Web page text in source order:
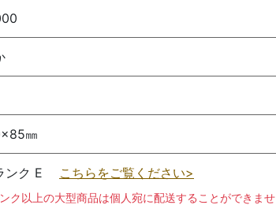
㎜
ンク E こちらをご覧ください>
ク以上の大型商品は個人宛に配送することができませ